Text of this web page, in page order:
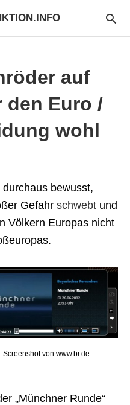
auf
den Euro /
wohl
bewusst,
Gefahr schwebt und
Völkern Europas nicht
Screenshot von www.br.de
„Münchner Runde“